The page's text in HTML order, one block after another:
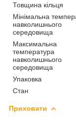
Товщина кільця
Мінімальна
навколишнього
середовища
Максимальна
температура
навколишнього
середовища
Упаковка
Стан
Приховати